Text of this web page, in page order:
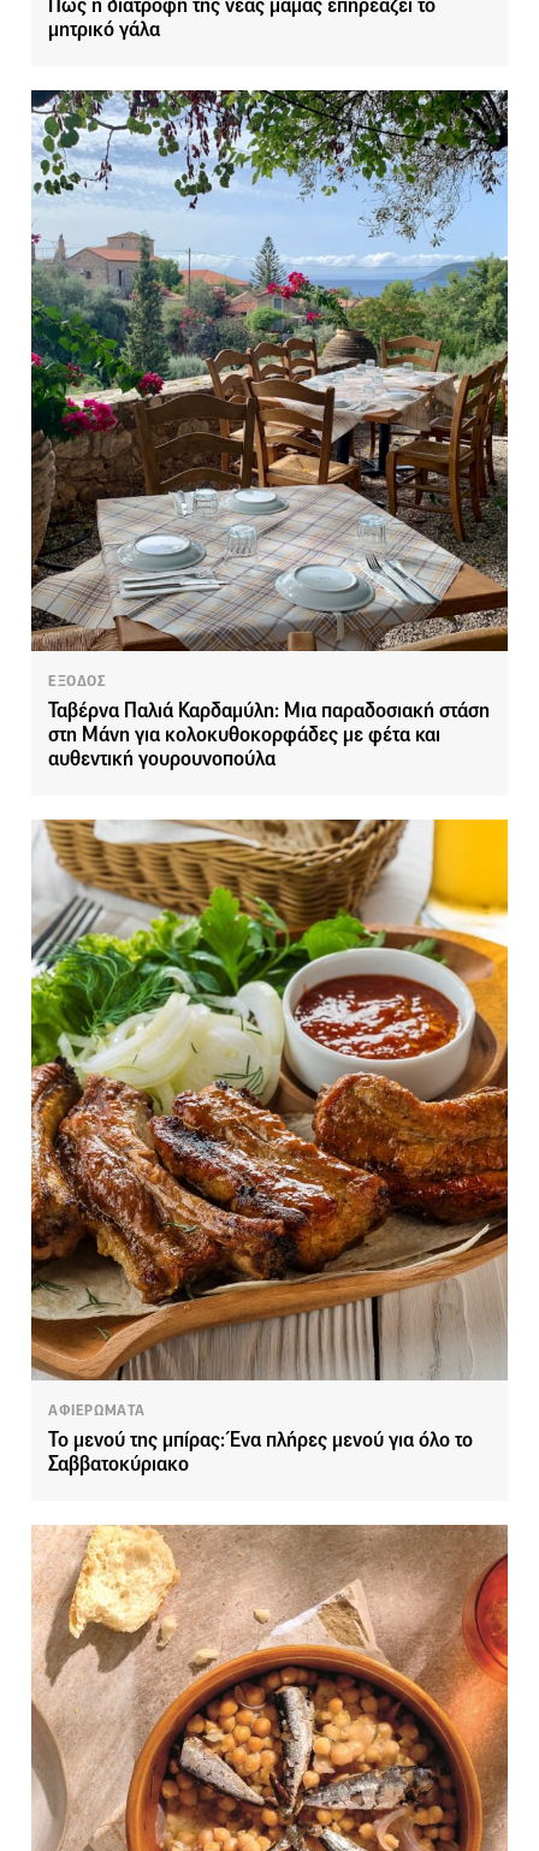
Πώς η διατροφή της νέας μαμάς επηρεάζει το
μητρικό γάλα
ΕΞΟΔΟΣ
Ταβέρνα Παλιά Καρδαμύλη: Μια παραδοσιακή στάση
στη Μάνη για κολοκυθοκορφάδες με φέτα και
αυθεντική γουρουνοπούλα
ΑΦΙΕΡΩΜΑΤΑ
Το μενού της μπίρας: Ένα πλήρες μενού για όλο το
Σαββατοκύριακο